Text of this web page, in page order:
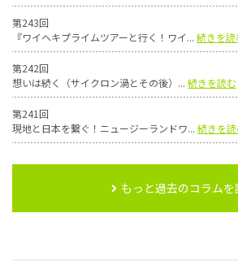
第243回
『ワイヘキプライムツアーと行く！ワイ... 続きを読
第242回
想いは続く（サイクロン渦とその後）... 続きを読む
第241回
現地と日本を繋ぐ！ニュージーランドワ... 続きを読
もっと過去のコラムを